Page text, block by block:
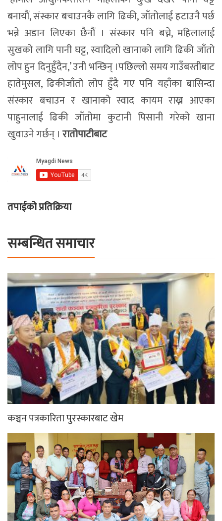
बनायौं, संस्कार बचाउनकै लागि ढिकी, जाँतोलाई हटाउनै पर्छ
भन्ने अडान लिएका छैनौं । संस्कार पनि बच्ने, महिलालाई
सुखको लागि पानी घट्ट, स्वादिलो खानाको लागि ढिकी जाँतो
लोप हुन दिनुहुँदैन,’ उनी भन्छिन् ।पछिल्लो समय गाउँबस्तीबाट
हातेमुसल, ढिकीजाँतो लोप हुँदै गए पनि यहाँका बासिन्दा
संस्कार बचाउन र खानाको स्वाद कायम राख्न आएका
पाहुनालाई ढिकी जाँतोमा कुटानी पिसानी गरेको खाना
खुवाउने गर्छन् । रातोपाटीबाट
तपाईको प्रतिक्रिया
सम्बन्धित समाचार
कञ्चन पत्रकारिता पुरस्कारबाट खेम